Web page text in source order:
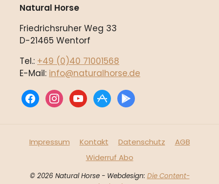
Natural Horse
Friedrichsruher Weg 33
D-21465 Wentorf
Tel.: +49 (0)40 71001568
E-Mail: info@naturalhorse.de
facebookinstagramyoutubeappstore
play
Impressum Kontakt Datenschutz
AGB
Widerruf Abo
© 2026 Natural Horse - Webdesign: Die Content-